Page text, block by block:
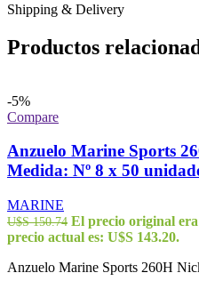
Shipping & Delivery
Productos
-5%
Compare
Anzuelo Marine Sports
Medida: Nº 8 x 50
MARINE
U$S150.74 El precio original
precio actual es: U$S 143.20.
Anzuelo Marine Sports 260H